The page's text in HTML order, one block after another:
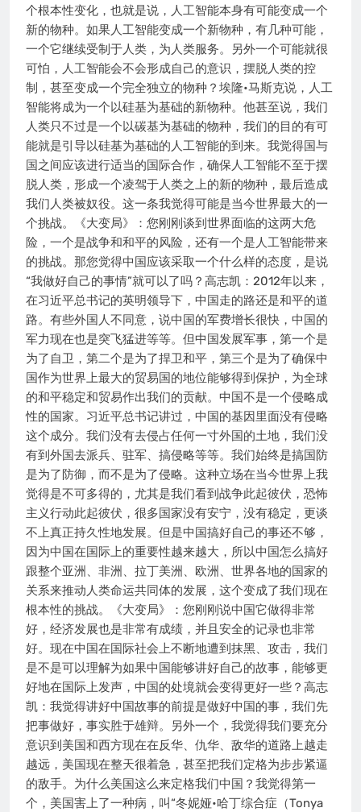
个根本性变化，也就是说，人工智能本身有可能变成一个
新的物种。如果人工智能变成一个新物种，有几种可能，
一个它继续受制于人类，为人类服务。另外一个可能就很
可怕，人工智能会不会形成自己的意识，摆脱人类的控
制，甚至变成一个完全独立的物种？埃隆•马斯克说，人工
智能将成为一个以硅基为基础的新物种。他甚至说，我们
人类只不过是一个以碳基为基础的物种，我们的目的有可
能就是引导以硅基为基础的人工智能的到来。我觉得国与
国之间应该进行适当的国际合作，确保人工智能不至于摆
脱人类，形成一个凌驾于人类之上的新的物种，最后造成
我们人类被奴役。这一条我觉得可能是当今世界最大的一
个挑战。《大变局》：您刚刚谈到世界面临的这两大危
险，一个是战争和和平的风险，还有一个是人工智能带来
的挑战。那您觉得中国应该采取一个什么样的态度，是说
“我做好自己的事情”就可以了吗？高志凯：2012年以来，
在习近平总书记的英明领导下，中国走的路还是和平的道
路。有些外国人不同意，说中国的军费增长很快，中国的
军力现在也是突飞猛进等等。但中国发展军事，第一个是
为了自卫，第二个是为了捍卫和平，第三个是为了确保中
国作为世界上最大的贸易国的地位能够得到保护，为全球
的和平稳定和贸易作出我们的贡献。中国不是一个侵略成
性的国家。习近平总书记讲过，中国的基因里面没有侵略
这个成分。我们没有去侵占任何一寸外国的土地，我们没
有到外国去派兵、驻军、搞侵略等等。我们始终是搞国防
是为了防御，而不是为了侵略。这种立场在当今世界上我
觉得是不可多得的，尤其是我们看到战争此起彼伏，恐怖
主义行动此起彼伏，很多国家没有安宁，没有稳定，更谈
不上真正持久性地发展。但是中国搞好自己的事还不够，
因为中国在国际上的重要性越来越大，所以中国怎么搞好
跟整个亚洲、非洲、拉丁美洲、欧洲、世界各地的国家的
关系来推动人类命运共同体的发展，这个变成了我们现在
根本性的挑战。《大变局》：您刚刚说中国它做得非常
好，经济发展也是非常有成绩，并且安全的记录也非常
好。现在中国在国际社会上不断地遭到抹黑、攻击，我们
是不是可以理解为如果中国能够讲好自己的故事，能够更
好地在国际上发声，中国的处境就会变得更好一些？高志
凯：我觉得讲好中国故事的前提是做好中国的事，我们先
把事做好，事实胜于雄辩。另外一个，我觉得我们要充分
意识到美国和西方现在在反华、仇华、敌华的道路上越走
越远，美国现在整天很着急，甚至把我们定格为步步紧逼
的敌手。为什么美国这么来定格我们中国？我觉得第一
个，美国害上了一种病，叫“冬妮娅•哈丁综合症（Tonya